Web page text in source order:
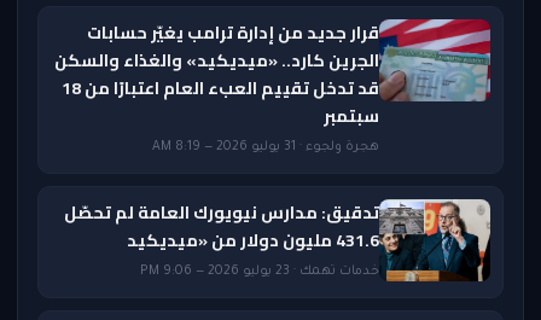
قرار جديد من إدارة ترامب يغيّر حسابات
الجرين كارد.. «ميديكيد» والغذاء والسكن
قد تدخل تقييم العبء العام اعتبارًا من 18
سبتمبر
هجرة ولجوء · 31 يوليو 2026 — 8:19 AM
تدقيق: مدارس نيويورك العامة لم تحصّل
431.6 مليون دولار من «ميديكيد
خدمات تهمك · 23 يوليو 2026 — 9:06 PM